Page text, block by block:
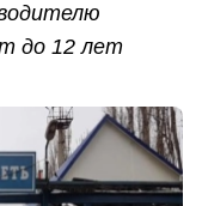
до 12 лет